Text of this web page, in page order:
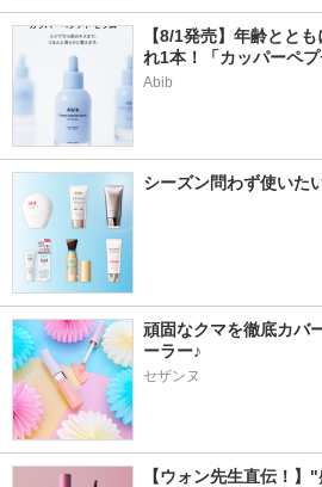
【8/1発売】年齢とと
れ1本！「カッパーペ
Abib
シーズン問わず使いた
頑固なクマを徹底カバ
ーラー♪
セザンヌ
【ウォン先生直伝！